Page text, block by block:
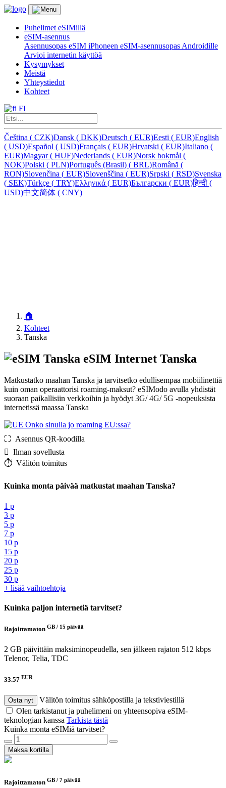
Puhelimet eSIMillä
eSIM-asennus
Asennusopas eSIM iPhoneen eSIM-asennusopas Androidille
Arvioi internetin käyttöä
Kysymykset
Meistä
Yhteystiedot
Kohteet
FI
Čeština ( CZK)Dansk ( DKK)Deutsch ( EUR)Eesti ( EUR)English
( USD)Español ( USD)Français ( EUR)Hrvatski ( EUR)Italiano (
EUR)Magyar( HUF)Nederlands ( EUR)Norsk bokmål (
NOK)Polski ( PLN)Português (Brasil) ( BRL)Română (
RON)Slovenčina ( EUR)Slovenščina ( EUR)Srpski ( RSD)Svenska
( SEK)Türkçe ( TRY)Ελληνικά ( EUR)Български ( EUR)हिन्दी (
USD)中文简体 ( CNY)
🏠
Kohteet
Tanska
eSIM Internet Tanska
Matkustatko maahan Tanska ja tarvitsetko edullisempaa mobiilinettiä
kuin oman operaattorisi roaming-maksut? eSIModo avulla yhdistät
suoraan paikallisiin verkkoihin ja hyödyt 3G/ 4G/ 5G -nopeuksista
internetissä maassa Tanska
Onko sinulla jo roaming EU:ssa?
⛶️️ Asennus QR-koodilla
️ Ilman sovellusta
⏱️️ Välitön toimitus
Kuinka monta päivää matkustat maahan Tanska?
1 p
3 p
5 p
7 p
10 p
15 p
20 p
25 p
30 p
+ lisää vaihtoehtoja
Kuinka paljon internetiä tarvitset?
Rajoittamaton GB / 15 päivää
2 GB päivittäin maksiminopeudella, sen jälkeen rajaton 512 kbps
Telenor, Telia, TDC
33.57 EUR
Osta nyt
Välitön toimitus sähköpostilla ja tekstiviestillä
Olen tarkistanut ja puhelimeni on yhteensopiva eSIM-
teknologian kanssa Tarkista tästä
Kuinka monta eSIMiä tarvitset?
Maksa kortilla
Rajoittamaton GB / 7 päivää